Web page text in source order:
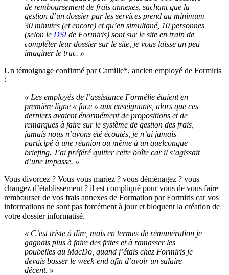
de remboursement de frais annexes, sachant que la
gestion d’un dossier par les services prend au minimum
30 minutes (et encore) et qu’en simultané, 10 personnes
(selon le DSIde Formiris) sont sur le site en train de
compléter leur dossier sur le site, je vous laisse un peu
imaginer le truc. »
Un témoignage confirmé par Camille*, ancien employé de Formiris
:
« Les employés de l’assistance Formélie étaient en
première ligne « face » aux enseignants, alors que ces
derniers avaient énormément de propositions et de
remarques à faire sur le système de gestion des frais,
jamais nous n’avons été écoutés, je n’ai jamais
participé à une réunion ou même à un quelconque
briefing. J’ai préféré quitter cette boîte car il s’agissait
d’une impasse. »
Vous divorcez ? Vous vous mariez ? vous déménagez ? vous
changez d’établissement ? il est compliqué pour vous de vous faire
rembourser de vos frais annexes de Formation par Formiris car vos
informations ne sont pas forcément à jour et bloquent la création de
votre dossier informatisé.
« C’est triste à dire, mais en termes de rémunération je
gagnais plus à faire des frites et à ramasser les
poubelles au MacDo, quand j’étais chez Formiris je
devais bosser le week-end afin d’avoir un salaire
décent. »